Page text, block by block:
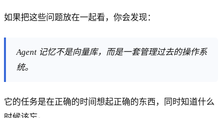
如果把这些问题放在一起看，你会发现：
Agent 记忆不是向量库，而是一套管理过去的操作系
统。
它的任务是在正确的时间想起正确的东西，同时知道什么